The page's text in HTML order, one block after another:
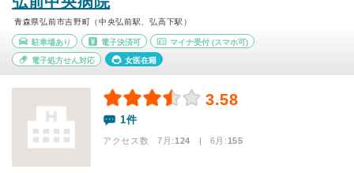
青森県弘前市吉野町（中央弘前駅、弘高下駅）
駐車場あり 電子決済可 マイナ受付 (スマホ可)
電子処方せん対応 女医在籍
3.58
1件
アクセス数 7月:124 | 6月:155